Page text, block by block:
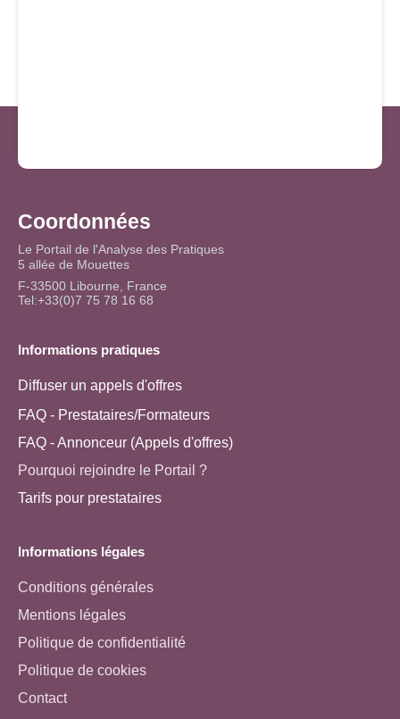
Coordonnées
Le Portail de l'Analyse des Pratiques
5 allée de Mouettes
F-33500 Libourne, France
Tel:+33(0)7 75 78 16 68
Informations pratiques
Diffuser un appels d'offres
FAQ - Prestataires/Formateurs
FAQ - Annonceur (Appels d'offres)
Pourquoi rejoindre le Portail ?
Tarifs pour prestataires
Informations légales
Conditions générales
Mentions légales
Politique de confidentialité
Politique de cookies
Contact